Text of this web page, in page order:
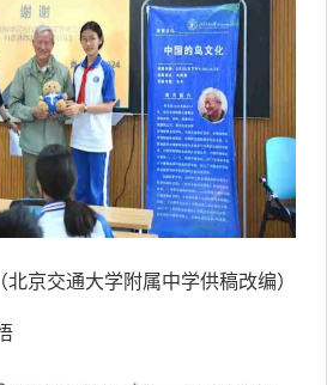
（北京交通大学附属中学供稿改编）